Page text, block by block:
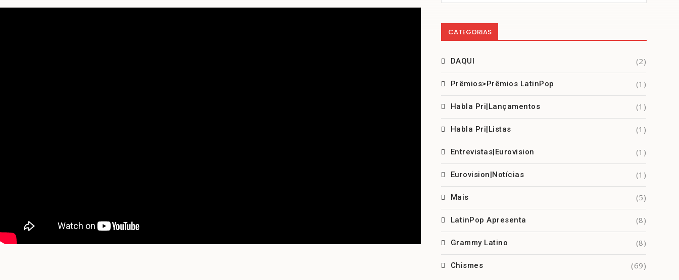
CATEGORIAS
DAQUI (2)
Prêmios>Prêmios LatinPop (1)
Habla Pri|Lançamentos (1)
Habla Pri|Listas (1)
Entrevistas|Eurovision (1)
Eurovision|Notícias (1)
Mais (5)
LatinPop Apresenta (8)
Grammy Latino (8)
Chismes (69)